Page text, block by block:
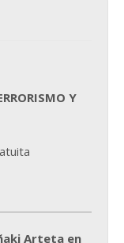
Y
Arteta en